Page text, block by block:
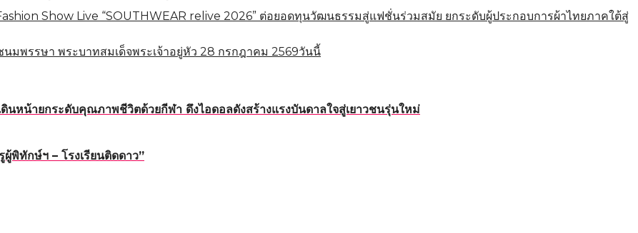
Show Live “SOUTHWEAR relive 2026” ต่อยอดทุนวัฒนธรรมสู่แฟชั่นร่วมสมัย ยกระดับผู้ประกอบการผ้าไทยภาคใต้สู่
มพรรษา พระบาทสมเด็จพระเจ้าอยู่หัว 28 กรกฎาคม 2569วันนี้
นหน้ายกระดับคุณภาพชีวิตด้วยกีฬา ดึงไอดอลดังสร้างแรงบันดาลใจสู่เยาวชนรุ่นใหม่
ทักษ์ฯ – โรงเรียนติดดาว”